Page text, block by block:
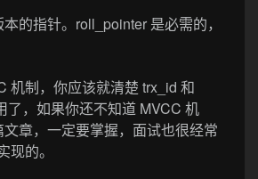
的指针。roll_pointer 是必需的，
机制，你应该就清楚 trx_id 和
了，如果你还不知道 MVCC 机
章，一定要掌握，面试也很经常
现的。